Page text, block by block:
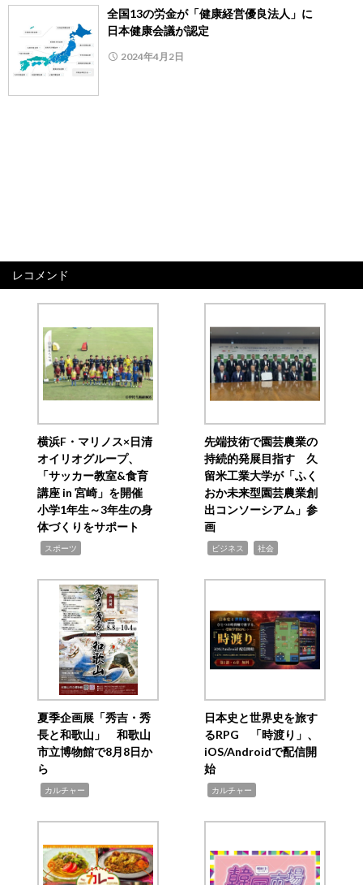
全国13の労金が「健康経営優良法人」に
日本健康会議が認定
2024年4月2日
レコメンド
横浜F・マリノス×日清
オイリオグループ、
「サッカー教室&食育
講座 in 宮崎」を開催
小学1年生～3年生の身
体づくりをサポート
スポーツ
先端技術で園芸農業の
持続的発展目指す 久
留米工業大学が「ふく
おか未来型園芸農業創
出コンソーシアム」参
画
ビジネス 社会
夏季企画展「秀吉・秀
長と和歌山」 和歌山
市立博物館で8月8日か
ら
カルチャー
日本史と世界史を旅す
るRPG 「時渡り」、
iOS/Androidで配信開
始
カルチャー